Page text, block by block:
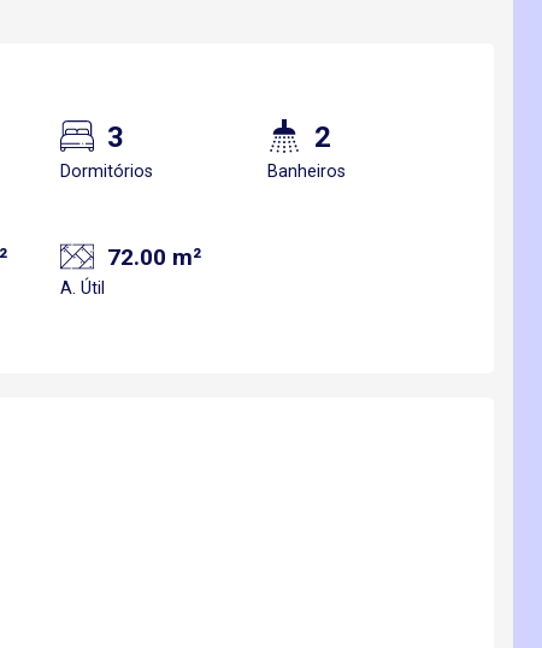
3
Dormitórios
2
Banheiros
72.00 m²
A. Útil